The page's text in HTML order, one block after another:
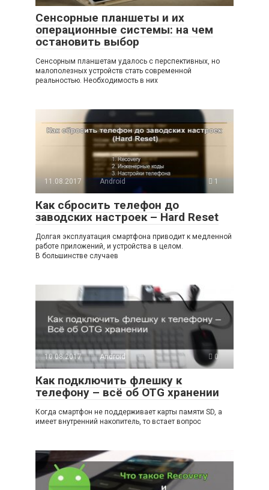
Сенсорные планшеты и их
операционные системы: на чем
остановить выбор
Сенсорным планшетам удалось с перспективных, но
малополезных устройств стать современной
реальностью. Необходимость в них
11.08.2017 Android 1
Как сбросить телефон до
заводских настроек – Hard Reset
Долгая эксплуатация смартфона приводит к медленной
работе приложений, и устройства в целом.
В большинстве случаев
10.08.2017 Android 0
Как подключить флешку к
телефону – всё об OTG хранении
Когда смартфон не поддерживает карты памяти SD, а
имеет внутренний накопитель, то встает вопрос